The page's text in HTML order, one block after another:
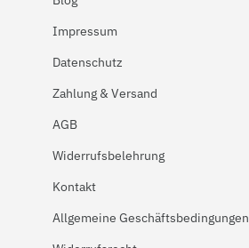
Impressum
Datenschutz
Zahlung & Versand
AGB
Widerrufsbelehrung
Kontakt
Allgemeine Geschäftsbedingungen